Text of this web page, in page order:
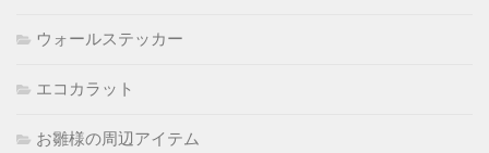
ウォールステッカー
エコカラット
お雛様の周辺アイテム